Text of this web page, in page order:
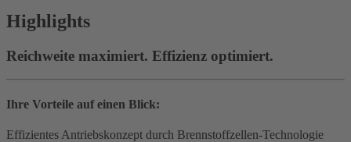
Highlights
Reichweite maximiert. Effizienz optimiert.
Ihre Vorteile auf einen Blick:
Effizientes Antriebskonzept durch Brennstoffzellen-Technologie